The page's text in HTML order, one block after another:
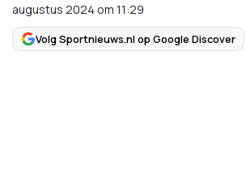
augustus 2024 om 11:29
Volg Sportnieuws.nl op Google Discover